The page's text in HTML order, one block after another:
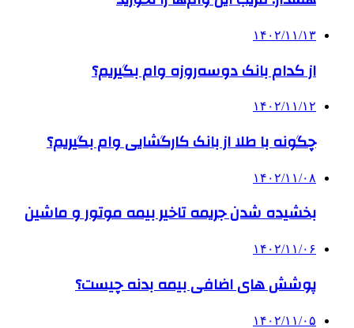
۱۴۰۲/۱۱/۱۳
از کدام بانک دوسه‌روزه وام بگیریم؟
۱۴۰۲/۱۱/۱۲
چگونه با طلا از بانک کارگشایی وام بگیریم؟
۱۴۰۲/۱۱/۰۸
بخشیده شدن جریمه تاخیر بیمه موتور و ماشین
۱۴۰۲/۱۱/۰۶
پوشش‌ های اضافی بیمه بدنه چیست؟
۱۴۰۲/۱۱/۰۵